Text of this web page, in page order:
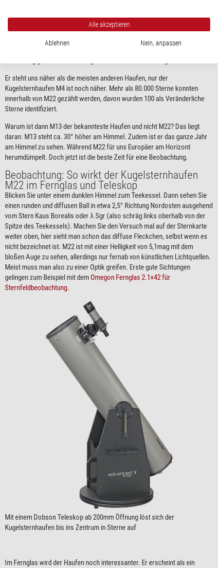
unserer eigenen Galaxie erzählen.
Entfernung und Größe von M22
Er steht uns näher als die meisten anderen Haufen, nur der
Kugelsternhaufen M4 ist noch näher. Mehr als 80.000 Sterne konnten
innerhalb von M22 gezählt werden, davon wurden 100 als Veränderliche
Sterne identifiziert.
Warum ist dann M13 der bekannteste Haufen und nicht M22? Das liegt
daran: M13 steht ca. 30° höher am Himmel. Zudem ist er das ganze Jahr
am Himmel zu sehen. Während M22 für uns Europäer am Horizont
herumdümpelt. Doch jetzt ist die beste Zeit für eine Beobachtung.
Beobachtung: So wirkt der Kugelsternhaufen
M22 im Fernglas und Teleskop
Blicken Sie unter einem dunklen Himmel zum Teekessel. Dann sehen Sie
einen runden und diffusen Ball in etwa 2,5° Richtung Nordosten ausgehend
vom Stern Kaus Borealis oder λ Sgr (also schräg links oberhalb von der
Spitze des Teekessels). Machen Sie den Versuch mal auf der Sternkarte
weiter oben, hier sieht man schon das diffuse Fleckchen, selbst wenn es
nicht bezeichnet ist. M22 ist mit einer Helligkeit von 5,1mag mit dem
bloßen Auge zu sehen, allerdings nur fernab von künstlichen Lichtquellen.
Meist muss man also zu einer Optik greifen. Erste gute Sichtungen
gelingen zum Beispiel mit dem Omegon Fernglas 2.1×42 für
Sternfeldbeobachtung.
Mit einem Dobson Teleskop ab 200mm Öffnung löst sich der
Kugelsternhaufen bis ins Zentrum in Sterne auf
Im Fernglas wird der Haufen noch interessanter. Er erscheint als ein
Alle akzeptieren
Ablehnen Nein, anpassen